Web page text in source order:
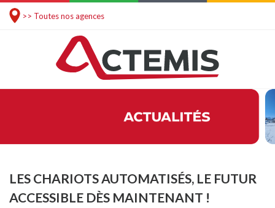
>> Toutes nos agences
LES CHARIOTS AUTOMATISÉS, LE FUTUR
ACCESSIBLE DÈS MAINTENANT !